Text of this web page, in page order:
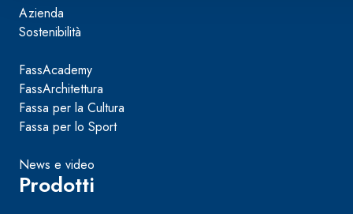
Azienda
Sostenibilità
FassAcademy
FassArchitettura
Fassa per la Cultura
Fassa per lo Sport
News e video
Prodotti